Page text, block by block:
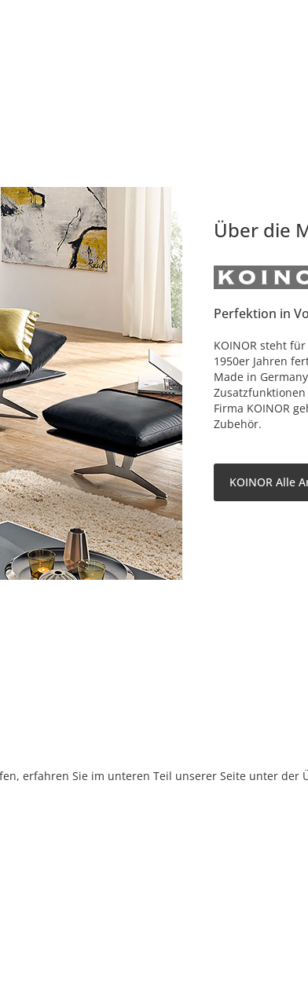
Über die
Perfektion in
KOINOR steht
1950er Jahren
Made in
Firma KOINOR
Zubehör.
KOINOR Alle
erfahren Sie im unteren Teil unserer Seite unter